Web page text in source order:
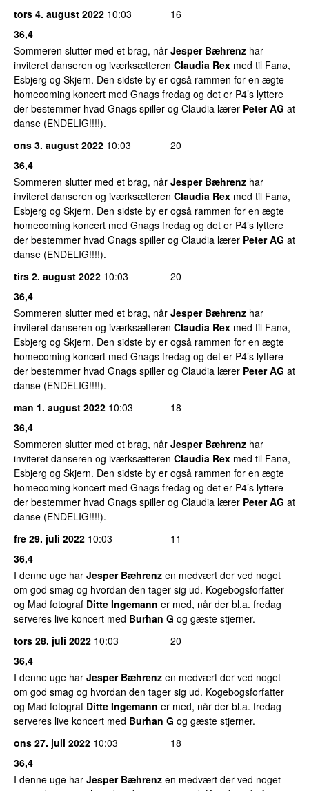
tors 4. august 2022 10:03
16
36,4
Sommeren slutter med et brag, når Jesper Bæhrenz har
inviteret danseren og iværksætteren Claudia Rex med til Fanø,
Esbjerg og Skjern. Den sidste by er også rammen for en ægte
homecoming koncert med Gnags fredag og det er P4’s lyttere
der bestemmer hvad Gnags spiller og Claudia lærer Peter AG at
danse (ENDELIG!!!!).
ons 3. august 2022 10:03
20
36,4
Sommeren slutter med et brag, når Jesper Bæhrenz har
inviteret danseren og iværksætteren Claudia Rex med til Fanø,
Esbjerg og Skjern. Den sidste by er også rammen for en ægte
homecoming koncert med Gnags fredag og det er P4’s lyttere
der bestemmer hvad Gnags spiller og Claudia lærer Peter AG at
danse (ENDELIG!!!!).
tirs 2. august 2022 10:03
20
36,4
Sommeren slutter med et brag, når Jesper Bæhrenz har
inviteret danseren og iværksætteren Claudia Rex med til Fanø,
Esbjerg og Skjern. Den sidste by er også rammen for en ægte
homecoming koncert med Gnags fredag og det er P4’s lyttere
der bestemmer hvad Gnags spiller og Claudia lærer Peter AG at
danse (ENDELIG!!!!).
man 1. august 2022 10:03
18
36,4
Sommeren slutter med et brag, når Jesper Bæhrenz har
inviteret danseren og iværksætteren Claudia Rex med til Fanø,
Esbjerg og Skjern. Den sidste by er også rammen for en ægte
homecoming koncert med Gnags fredag og det er P4’s lyttere
der bestemmer hvad Gnags spiller og Claudia lærer Peter AG at
danse (ENDELIG!!!!).
fre 29. juli 2022 10:03
11
36,4
I denne uge har Jesper Bæhrenz en medvært der ved noget
om god smag og hvordan den tager sig ud. Kogebogsforfatter
og Mad fotograf Ditte Ingemann er med, når der bl.a. fredag
serveres live koncert med Burhan G og gæste stjerner.
tors 28. juli 2022 10:03
20
36,4
I denne uge har Jesper Bæhrenz en medvært der ved noget
om god smag og hvordan den tager sig ud. Kogebogsforfatter
og Mad fotograf Ditte Ingemann er med, når der bl.a. fredag
serveres live koncert med Burhan G og gæste stjerner.
ons 27. juli 2022 10:03
18
36,4
I denne uge har Jesper Bæhrenz en medvært der ved noget